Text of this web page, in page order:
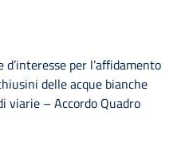
per l’affidamento
delle acque bianche
viarie – Accordo Quadro